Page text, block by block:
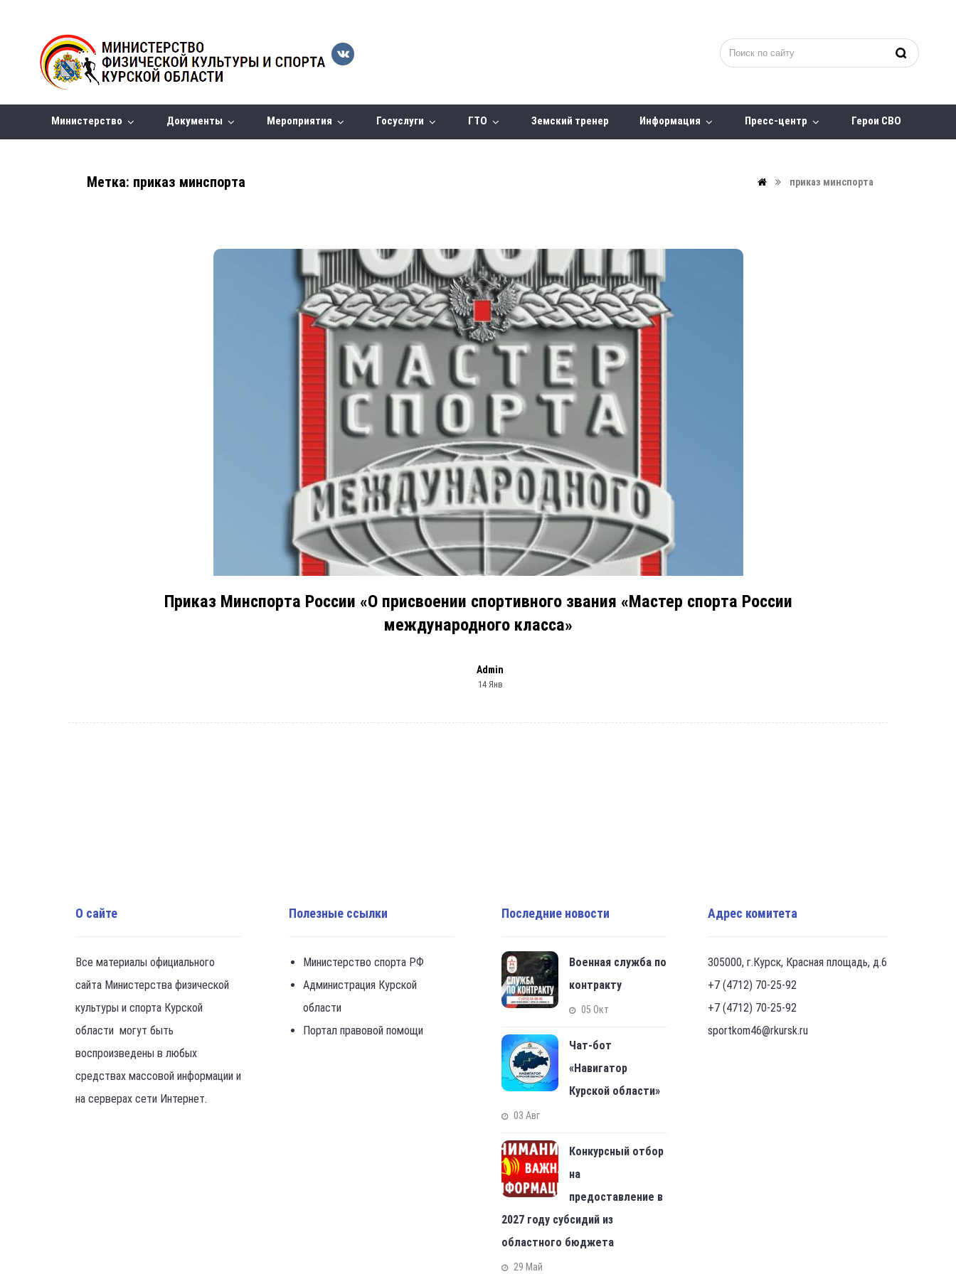
Министерство Документы Мероприятия Госуслуги ГТО Земский тренер Информация Пресс-центр Герои СВО
Метка: приказ минспорта приказ минспорта
Приказ Минспорта России «О присвоении спортивного звания «Мастер спорта России
международного класса»
Admin
14 Янв
О сайте
Все материалы официального
сайта Министерства физической
культуры и спорта Курской
области могут быть
воспроизведены в любых
средствах массовой информации и
на серверах сети Интернет.
Полезные ссылки
Министерство спорта РФ
Администрация Курской
области
Портал правовой помощи
Последние новости
Военная служба по
контракту
05 Окт
Чат-бот
«Навигатор
Курской области»
03 Авг
Конкурсный отбор
на
предоставление в
2027 году субсидий из
областного бюджета
29 Май
Адрес комитета
305000, г.Курск, Красная площадь, д.6
+7 (4712) 70-25-92
+7 (4712) 70-25-92
sportkom46@rkursk.ru